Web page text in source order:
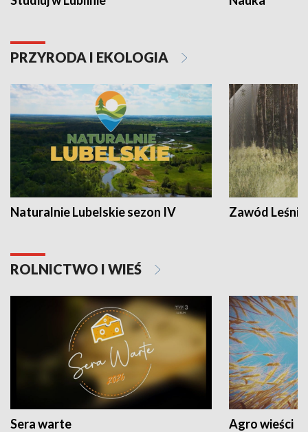
PRZYRODA I EKOLOGIA
Naturalnie Lubelskie sezon IV Zawód Leśnik
ROLNICTWO I WIEŚ
Sera warte Agro wieści